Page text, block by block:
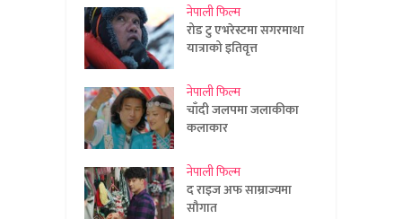
नेपाली फिल्म
रोड टु एभरेस्टमा सगरमाथा
यात्राको इतिवृत्त
नेपाली फिल्म
चाँदी जलपमा जलाकीका
कलाकार
नेपाली फिल्म
द राइज अफ साम्राज्यमा
सौगात